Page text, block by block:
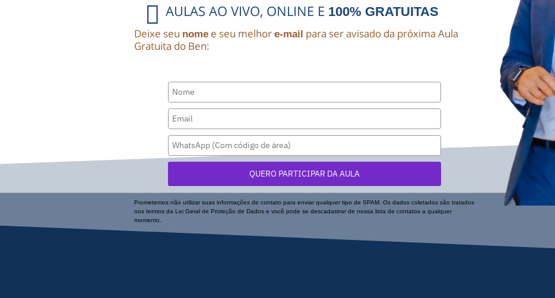
AULAS AO VIVO, ONLINE E 100% GRATUITAS
Deixe seu nomee seu melhor e-mail para ser avisado da próxima Aula
Gratuita do Ben:
QUERO PARTICIPAR DA AULA
Prometemos não utilizar suas informações de contato para enviar qualquer tipo de SPAM. Os dados coletados são tratados
nos termos da Lei Geral de Proteção de Dados e você pode se descadastrar de nossa lista de contatos a qualquer
momento.